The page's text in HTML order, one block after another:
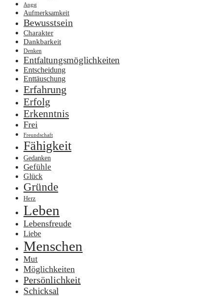
Angst
Aufmerksamkeit
Bewusstsein
Charakter
Dankbarkeit
Denken
Entfaltungsmöglichkeiten
Entscheidung
Enttäuschung
Erfahrung
Erfolg
Erkenntnis
Frei
Freundschaft
Fähigkeit
Gedanken
Gefühle
Glück
Gründe
Herz
Leben
Lebensfreude
Liebe
Menschen
Mut
Möglichkeiten
Persönlichkeit
Schicksal